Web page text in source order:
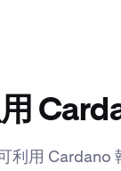
利用 Cardano